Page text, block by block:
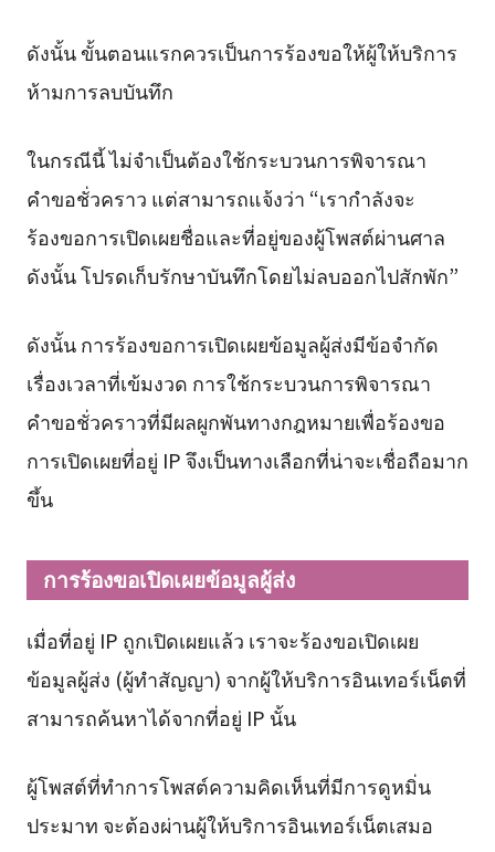
ดังนั้น ขั้นตอนแรกควรเป็นการร้องขอให้ผู้ให้บริการ
ห้ามการลบบันทึก
ในกรณีนี้ ไม่จำเป็นต้องใช้กระบวนการพิจารณา
คำขอชั่วคราว แต่สามารถแจ้งว่า “เรากำลังจะ
ร้องขอการเปิดเผยชื่อและที่อยู่ของผู้โพสต์ผ่านศาล
ดังนั้น โปรดเก็บรักษาบันทึกโดยไม่ลบออกไปสักพัก”
ดังนั้น การร้องขอการเปิดเผยข้อมูลผู้ส่งมีข้อจำกัด
เรื่องเวลาที่เข้มงวด การใช้กระบวนการพิจารณา
คำขอชั่วคราวที่มีผลผูกพันทางกฎหมายเพื่อร้องขอ
การเปิดเผยที่อยู่ IP จึงเป็นทางเลือกที่น่าจะเชื่อถือมาก
ขึ้น
การร้องขอเปิดเผยข้อมูลผู้ส่ง
เมื่อที่อยู่ IP ถูกเปิดเผยแล้ว เราจะร้องขอเปิดเผย
ข้อมูลผู้ส่ง (ผู้ทำสัญญา) จากผู้ให้บริการอินเทอร์เน็ตที่
สามารถค้นหาได้จากที่อยู่ IP นั้น
ผู้โพสต์ที่ทำการโพสต์ความคิดเห็นที่มีการดูหมิ่น
ประมาท จะต้องผ่านผู้ให้บริการอินเทอร์เน็ตเสมอ